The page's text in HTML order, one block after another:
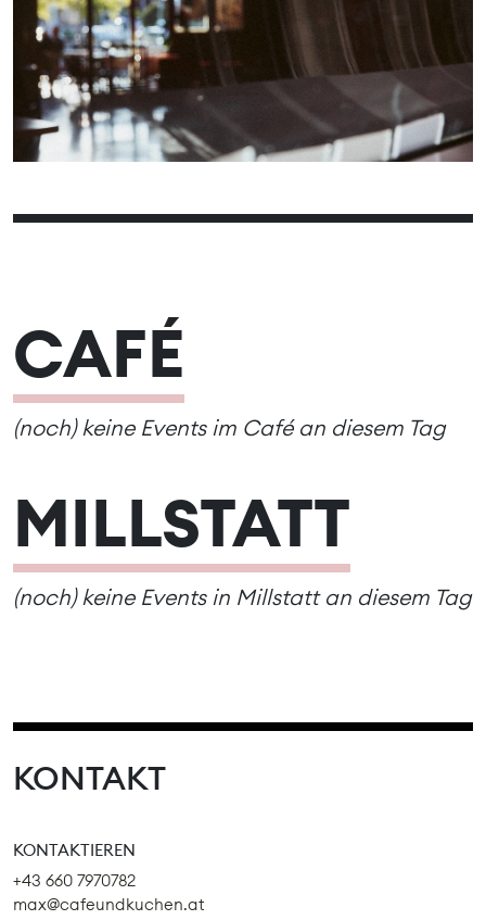
10
11 12 13 14 15
16
17
18 20 21 22
23
24
25 26 27 28 29
30
31
CAFÉ
(noch) keine Events im Café an diesem Tag
MILLSTATT
(noch) keine Events in Millstatt an diesem Tag
KONTAKT
KONTAKTIEREN
+43 660 7970782
max@cafeundkuchen.at